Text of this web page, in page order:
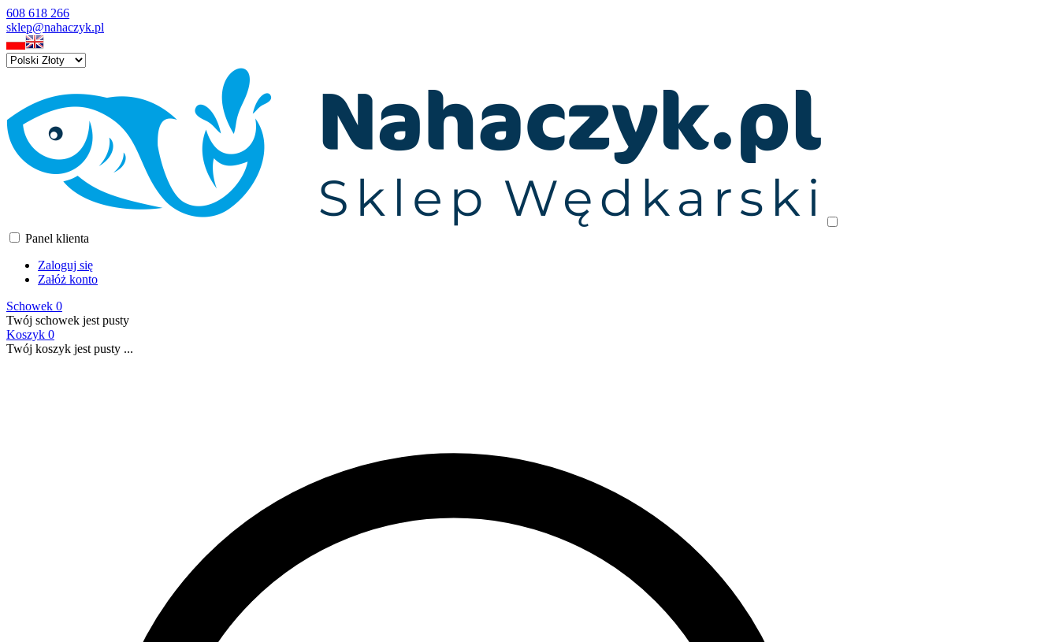
608 618 266
sklep@nahaczyk.pl
Panel klienta
Zaloguj się
Załóż konto
Schowek 0
Twój schowek jest pusty
Koszyk 0
Twój koszyk jest pusty ...